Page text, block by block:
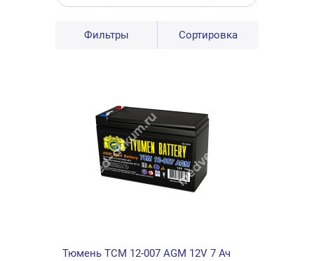
Фильтры Сортировка
Тюмень ТСМ 12-007 AGM 12V 7 Ач